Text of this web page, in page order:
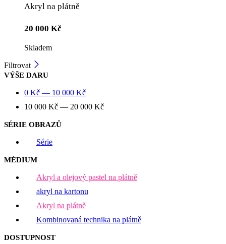
Akryl na plátně
20 000 Kč
Skladem
Filtrovat
VÝŠE DARU
0 Kč — 10 000 Kč
10 000 Kč — 20 000 Kč
SÉRIE OBRAZŮ
Série
MÉDIUM
Akryl a olejový pastel na plátně
akryl na kartonu
Akryl na plátně
Kombinovaná technika na plátně
DOSTUPNOST